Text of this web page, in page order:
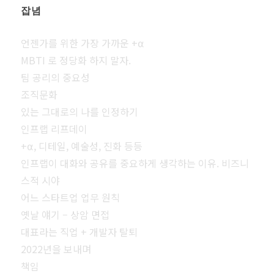
잡념
언젠가를 위한 가장 가까운 +⍺
MBTI 로 정당화 하지 말자.
팀 공리의 중요성
조직문화
있는 그대로의 나를 인정하기
인프랩 리프데이
+⍺, 디테일, 예술성, 진화 등등
인프랩이 대화와 공유를 중요하게 생각하는 이유. 비즈니
스적 시야
어느 스타트업 업무 원칙
옛날 얘기 – 상암 면접
대표라는 직업 + 개발자 탈퇴
2022년을 보내며
책임